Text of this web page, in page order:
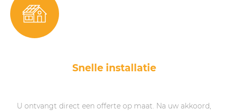
Snelle installatie
U ontvangt direct een offerte op maat. Na uw akkoord,